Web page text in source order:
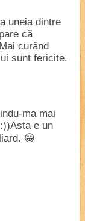
uneia dintre
că
curând
sunt fericite.
ma mai
e un
😀